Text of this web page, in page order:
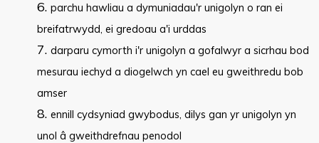
parchu hawliau a dymuniadau'r unigolyn o ran ei
breifatrwydd, ei gredoau a'i urddas
darparu cymorth i'r unigolyn a gofalwyr a sicrhau bod
mesurau iechyd a diogelwch yn cael eu gweithredu bob
amser
ennill cydsyniad gwybodus, dilys gan yr unigolyn yn
unol â gweithdrefnau penodol